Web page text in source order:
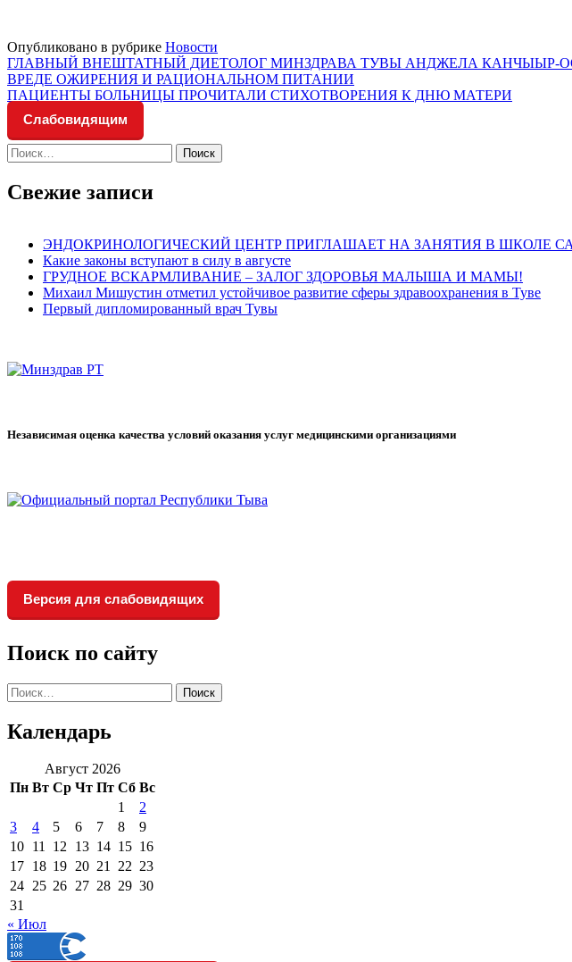
Опубликовано в рубрике Новости
Навигация
по
записям
ГЛАВНЫЙ ВНЕШТАТНЫЙ ДИЕТОЛОГ МИНЗДРАВА ТУВЫ АНДЖЕЛА
ВРЕДЕ ОЖИРЕНИЯ И РАЦИОНАЛЬНОМ ПИТАНИИ
ПАЦИЕНТЫ БОЛЬНИЦЫ ПРОЧИТАЛИ СТИХОТВОРЕНИЯ К ДНЮ МАТЕРИ
Слабовидящим
Найти:
Свежие записи
ЭНДОКРИНОЛОГИЧЕСКИЙ ЦЕНТР ПРИГЛАШАЕТ НА ЗАНЯТИЯ В ШКОЛЕ
Какие законы вступают в силу в августе
ГРУДНОЕ ВСКАРМЛИВАНИЕ – ЗАЛОГ ЗДОРОВЬЯ МАЛЫША И МАМЫ!
Михаил Мишустин отметил устойчивое развитие сферы здравоохранения в Туве
Первый дипломированный врач Тувы
Независимая оценка качества условий оказания услуг медицинскими организациями
Версия для слабовидящих
Поиск по сайту
Найти:
Календарь
Август 2026
Пн Вт Ср Чт Пт Сб Вс
1
2
3
4 5 6 7 8
9
10 11 12 13 14 15 16
17 18 19 20 21 22 23
24 25 26 27 28 29 30
31
« Июл